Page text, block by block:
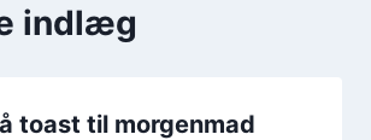
indlæg
toast til morgenmad